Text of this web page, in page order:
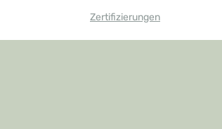
Zertifizierungen